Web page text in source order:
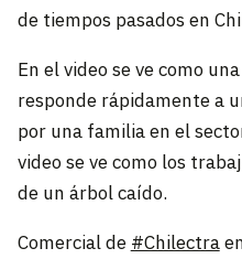
de tiempos pasados en
En el video se ve como
responde rápidamente a
por una familia en el
video se ve como los
de un árbol caído.
Comercial de #Chilectra